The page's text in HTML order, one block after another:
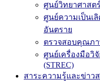
ศูนย์วิทยาศาสต
ศูนย์ความเป็นเ
อันตราย
ตรวจสอบคุณภ
ศูนย์เครื่องมือวิ
(STREC)
สาระความรู้และข่าว